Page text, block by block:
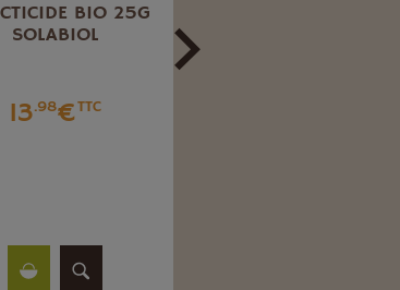
BIO 25G
SOLABIOL
13.98€TTC